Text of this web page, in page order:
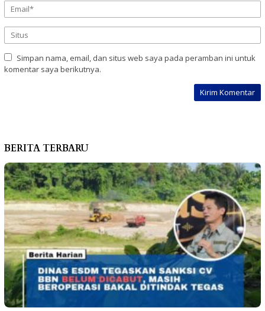
Simpan nama, email, dan situs web saya pada peramban ini untuk
komentar saya berikutnya.
BERITA TERBARU